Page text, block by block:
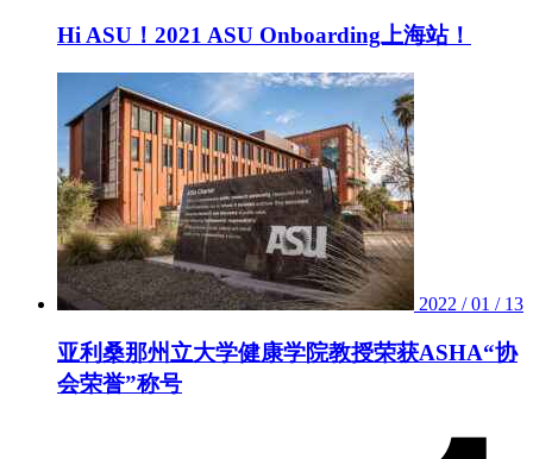
Hi ASU！2021 ASU Onboarding上海站！
2022 / 01 / 13
亚利桑那州立大学健康学院教授荣获ASHA“协
会荣誉”称号